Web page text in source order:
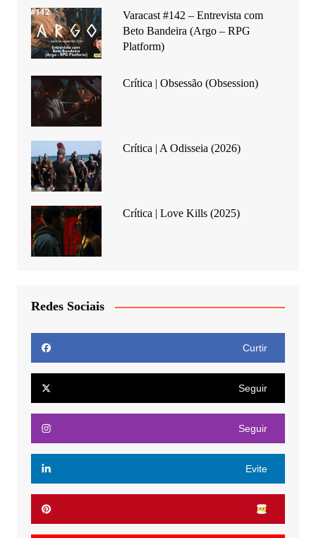
Varacast #142 – Entrevista com
Beto Bandeira (Argo – RPG
Platform)
Crítica | Obsessão (Obsession)
Crítica | A Odisseia (2026)
Crítica | Love Kills (2025)
Redes Sociais
Curtir
Seguir
Seguir
Evite